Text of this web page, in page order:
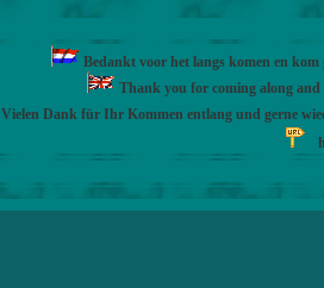
Bedankt voor het langs komen en
Thank you for coming along and
Vielen Dank für Ihr Kommen entlang und gerne